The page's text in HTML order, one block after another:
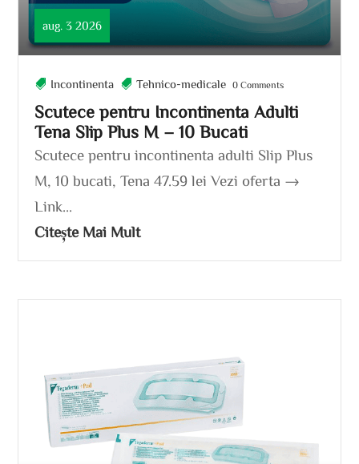
Scutece pentru Incontinenta Adulti
Tena Slip Plus M – 10 Bucati
aug. 3 2026
Incontinenta Tehnico-medicale 0 Comments
Scutece pentru incontinenta adulti Slip Plus
M, 10 bucati, Tena 47.59 lei Vezi oferta →
Link...
Citește Mai Mult